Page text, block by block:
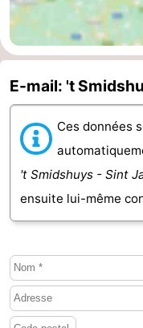
Middelburg
Zeeuws-
Vlaanderen
-
Nieuwvliet
-
Sluis
Cadzand
Nature
Zwin
Météo
E-mail: 't
Ces données
't Smidshuys - Sint
ensuite lui-même